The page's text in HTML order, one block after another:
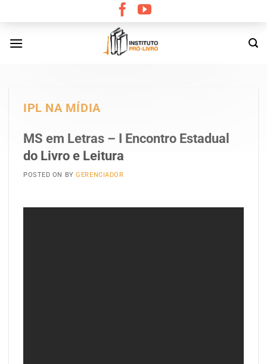
content
IPL NA MÍDIA
MS em Letras – I Encontro Estadual
do Livro e Leitura
POSTED ON BYGERENCIADOR